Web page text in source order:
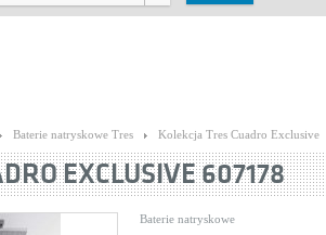
Baterie natryskowe Tres Kolekcja Tres Cuadro Exclusive
EXCLUSIVE 607178
Baterie natryskowe